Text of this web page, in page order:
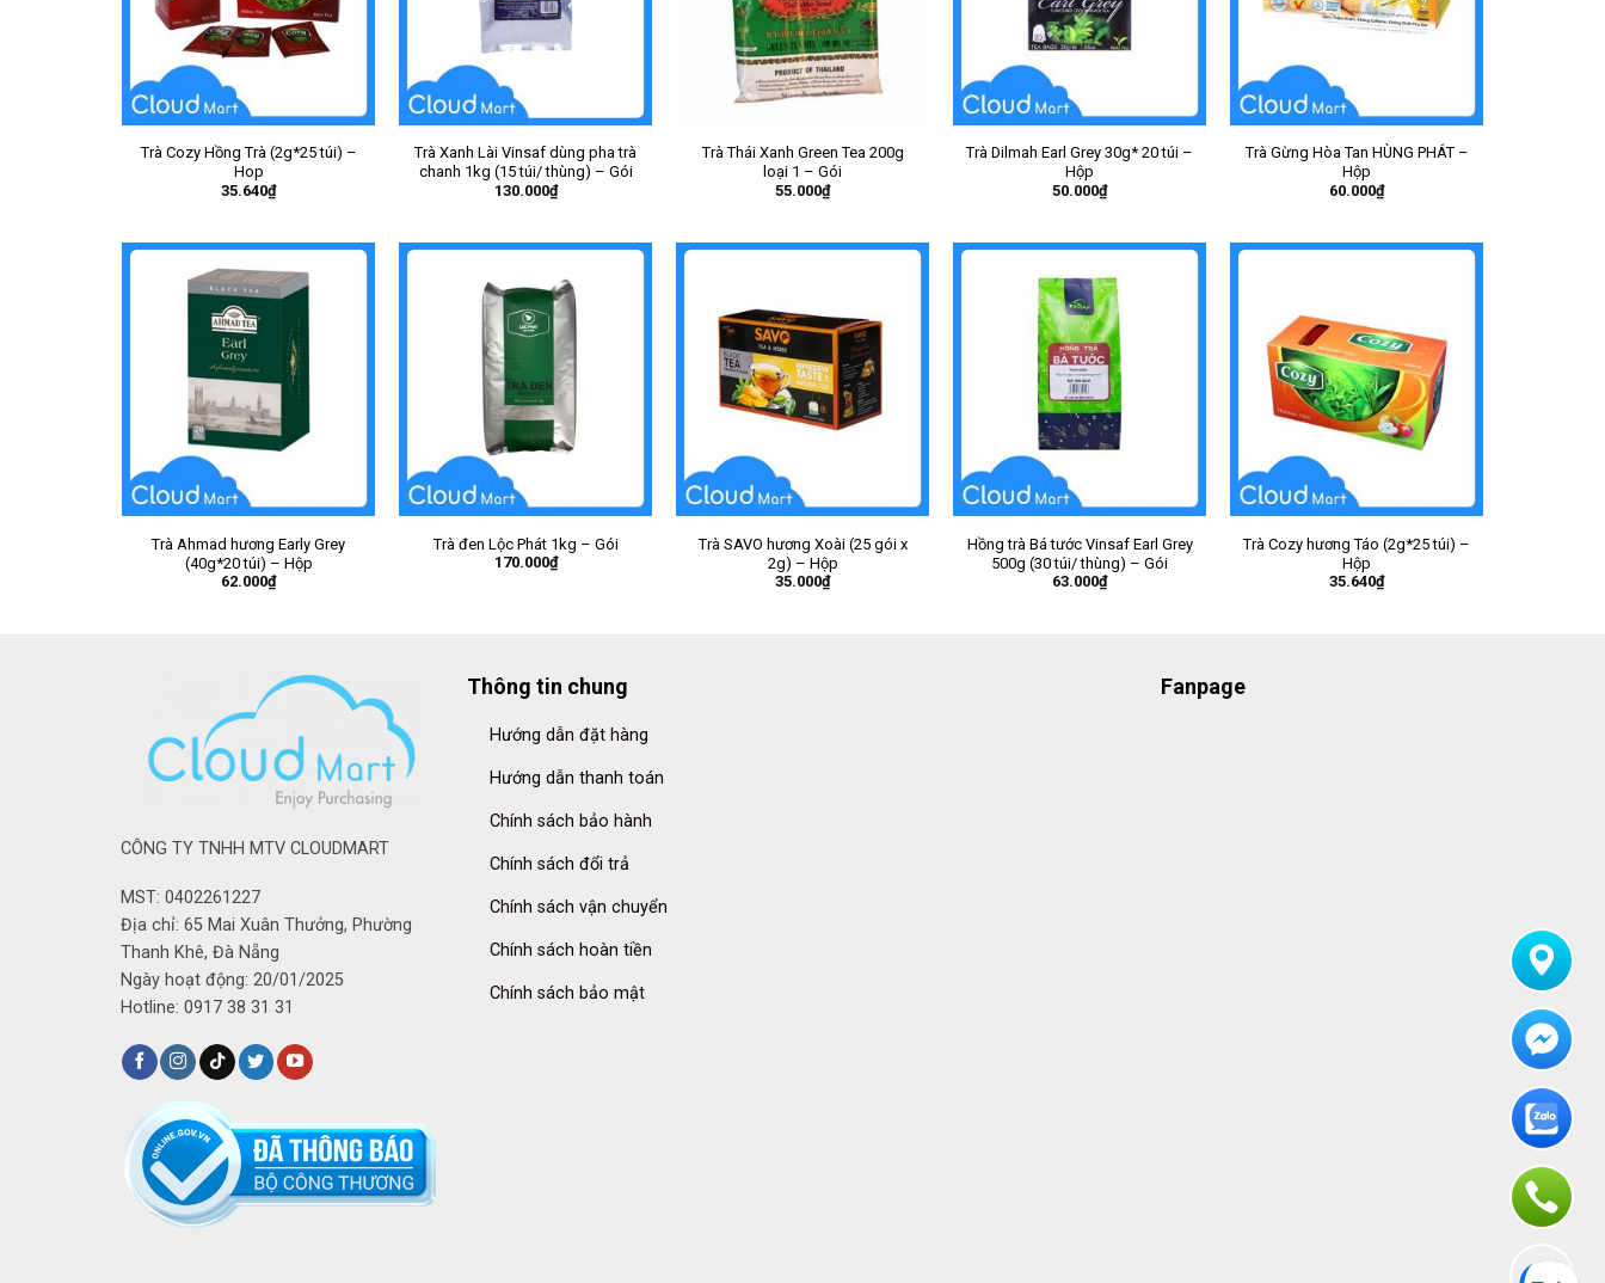
Trà Cozy Hồng Trà (2g*25 túi) –
Hop
35.640₫
Trà Xanh Lài Vinsaf dùng pha trà
chanh 1kg (15 túi/ thùng) – Gói
130.000₫
Trà Thái Xanh Green Tea 200g
loại 1 – Gói
55.000₫
Trà Dilmah Earl Grey 30g* 20 túi –
Hộp
50.000₫
Trà Gừng Hòa Tan HÙNG PHÁT –
Hộp
60.000₫
Trà Ahmad hương Early Grey
(40g*20 túi) – Hộp
62.000₫
Trà đen Lộc Phát 1kg – Gói
170.000₫
Trà SAVO hương Xoài (25 gói x
2g) – Hộp
35.000₫
Hồng trà Bá tước Vinsaf Earl Grey
500g (30 túi/ thùng) – Gói
63.000₫
Trà Cozy hương Táo (2g*25 túi) –
Hộp
35.640₫
CÔNG TY TNHH MTV CLOUDMART
MST: 0402261227
Địa chỉ: 65 Mai Xuân Thưởng, Phường
Thanh Khê, Đà Nẵng
Ngày hoạt động: 20/01/2025
Hotline: 0917 38 31 31
Thông tin chung
Hướng dẫn đặt hàng
Hướng dẫn thanh toán
Chính sách bảo hành
Chính sách đổi trả
Chính sách vận chuyển
Chính sách hoàn tiền
Chính sách bảo mật
Fanpage